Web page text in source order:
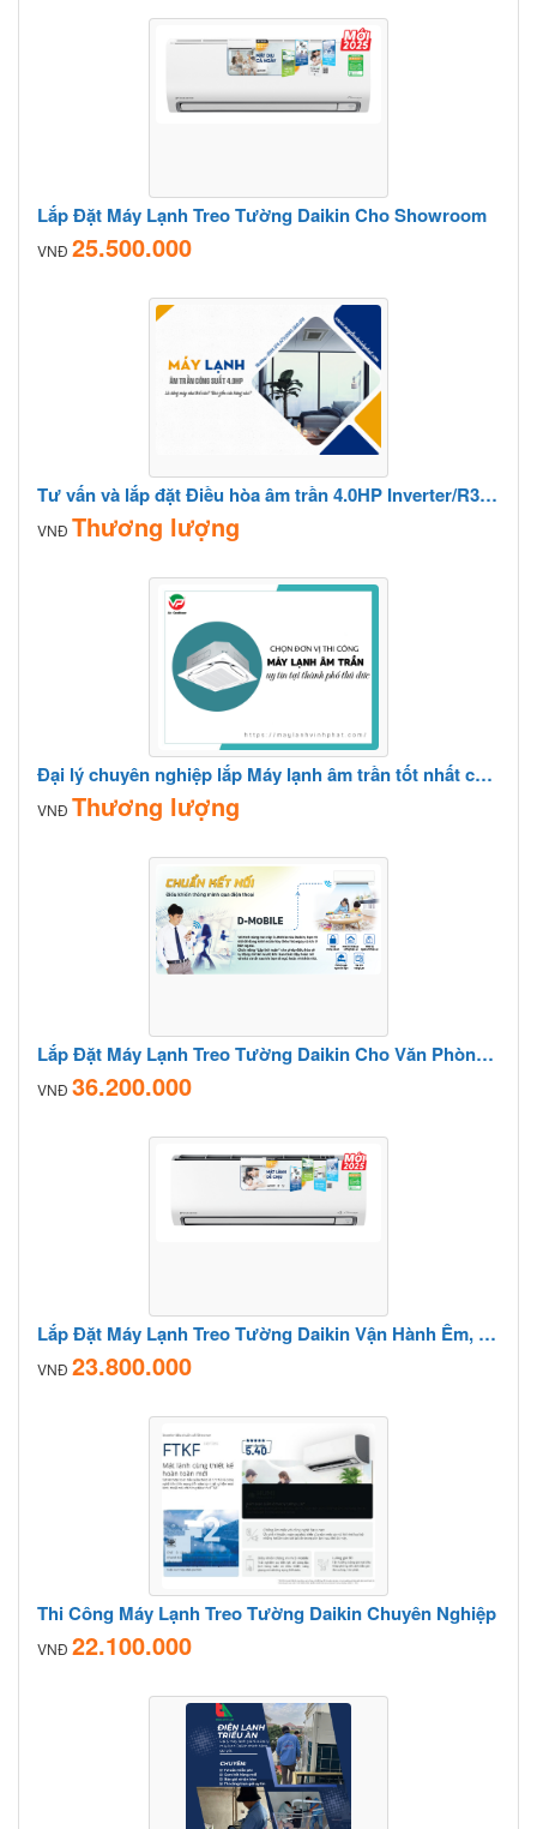
Lắp Đặt Máy Lạnh Treo Tường Daikin Cho Showroom
VNĐ 25.500.000
Tư vấn và lắp đặt Điều hòa âm trần 4.0HP Inverter/R32 chuyên cung cấp giá sỉ cho công trình
VNĐ Thương lượng
Đại lý chuyên nghiệp lắp Máy lạnh âm trần tốt nhất cho công trình Long An, Đồng Nai
VNĐ Thương lượng
Lắp Đặt Máy Lạnh Treo Tường Daikin Cho Văn Phòng Nhỏ
VNĐ 36.200.000
Lắp Đặt Máy Lạnh Treo Tường Daikin Vận Hành Êm, Tiết Kiệm Điện
VNĐ 23.800.000
Thi Công Máy Lạnh Treo Tường Daikin Chuyên Nghiệp
VNĐ 22.100.000